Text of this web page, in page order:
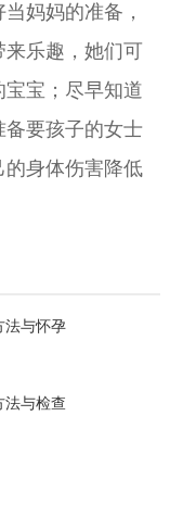
妈妈的准备，
乐趣，她们可
宝宝；尽早知道
备要孩子的女士
身体伤害降低
法与怀孕
法与检查